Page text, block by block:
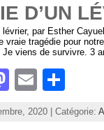
d
o
n
D’UN
lévrier, par Esther
vraie tragédie pour
viens de survivre. 3
M
a
st
E
m
ai
h
ar
2020 | Catégorie: